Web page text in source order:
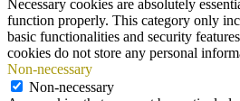
Necessary cookies are absolutely
function properly. This category only
basic functionalities and security
cookies do not store any personal
Non-necessary
Non-necessary